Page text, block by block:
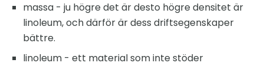
massa - ju högre det är desto högre densitet är
linoleum, och därför är dess driftsegenskaper
bättre.
linoleum - ett material som inte stöder